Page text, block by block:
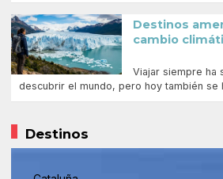
Destinos
cambio
Viajar siempre ha
descubrir el mundo, pero hoy también se
Destinos